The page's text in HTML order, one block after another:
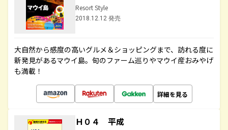
Resort Style
2018.12.12 発売
大自然から感度の高いグルメ＆ショッピングまで、訪れる度に
新発見があるマウイ島。旬のファーム巡りやマウイ産おみやげ
も満載！
詳細を見る
Ｈ０４ 平成